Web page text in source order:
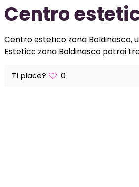
Centro
Centro estetico zona Boldinasco,
Estetico zona Boldinasco potrai
Ti piace? 0